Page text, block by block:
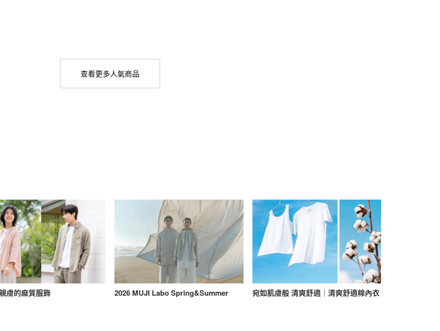
查看更多人氣商品
膚的麻質服飾 2026 MUJI Labo Spring&Summer 宛如肌膚般 清爽舒適｜清爽舒適棉內衣